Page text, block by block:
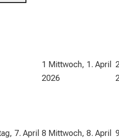
1 Mittwoch, 1. April
2026
7. April 8 Mittwoch, 8. April